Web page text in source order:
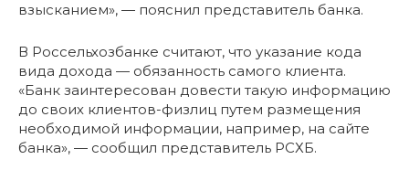
взысканием», — пояснил представитель банка.
В Россельхозбанке считают, что указание кода
вида дохода — обязанность самого клиента.
«Банк заинтересован довести такую информацию
до своих клиентов-физлиц путем размещения
необходимой информации, например, на сайте
банка», — сообщил представитель РСХБ.